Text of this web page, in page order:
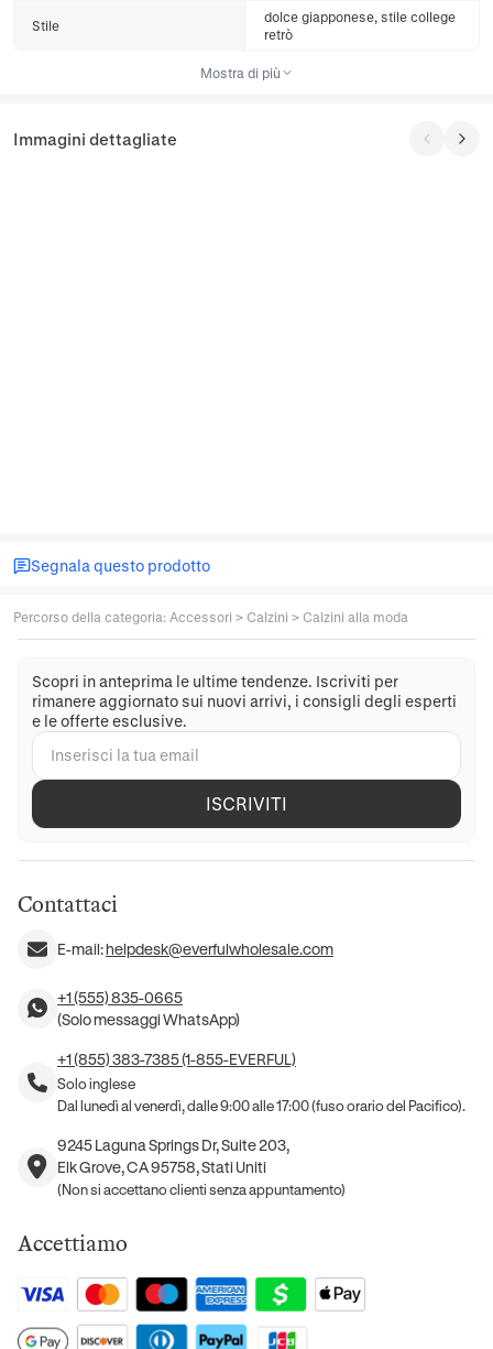
Stile
dolce giapponese, stile college
retrò
Mostra di più
Immagini dettagliate
Segnala questo prodotto
Percorso della categoria: Accessori > Calzini > Calzini alla moda
Scopri in anteprima le ultime tendenze. Iscriviti per
rimanere aggiornato sui nuovi arrivi, i consigli degli esperti
e le offerte esclusive.
ISCRIVITI
Contattaci
E-mail:helpdesk@everfulwholesale.com
+1 (555) 835-0665
(Solo messaggi WhatsApp)
+1 (855) 383-7385 (1-855-EVERFUL)
Solo inglese
Dal lunedì al venerdì, dalle 9:00 alle 17:00 (fuso orario del Pacifico).
9245 Laguna Springs Dr, Suite 203,
Elk Grove, CA 95758, Stati Uniti
(Non si accettano clienti senza appuntamento)
Accettiamo